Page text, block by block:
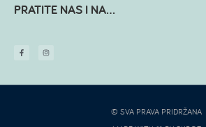
PRATITE NAS I NA...
© SVA PRAVA PRIDRŽANA